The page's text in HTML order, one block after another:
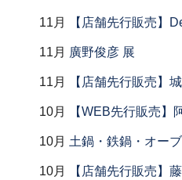
11月 【店舗先行販売】
11月 廣野俊彦 展
11月 【店舗先行販売】
10月 【WEB先行販売】
10月 土鍋・鉄鍋・オー
10月 【店舗先行販売】